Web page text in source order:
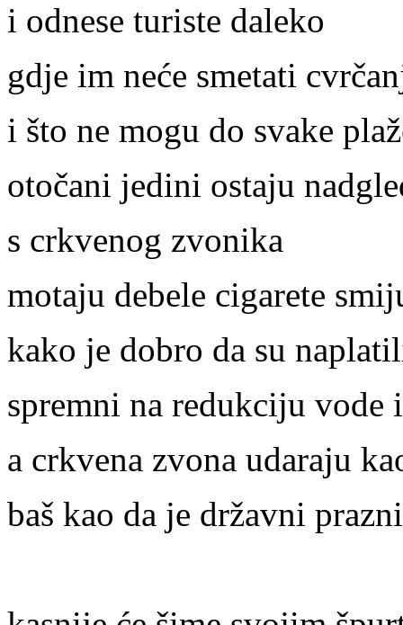
i odnese turiste daleko
gdje im neće smetati
i što ne mogu do svake
otočani jedini ostaju
s crkvenog zvonika
motaju debele cigarete
kako je dobro da su
spremni na redukciju vode
a crkvena zvona udaraju
baš kao da je državni